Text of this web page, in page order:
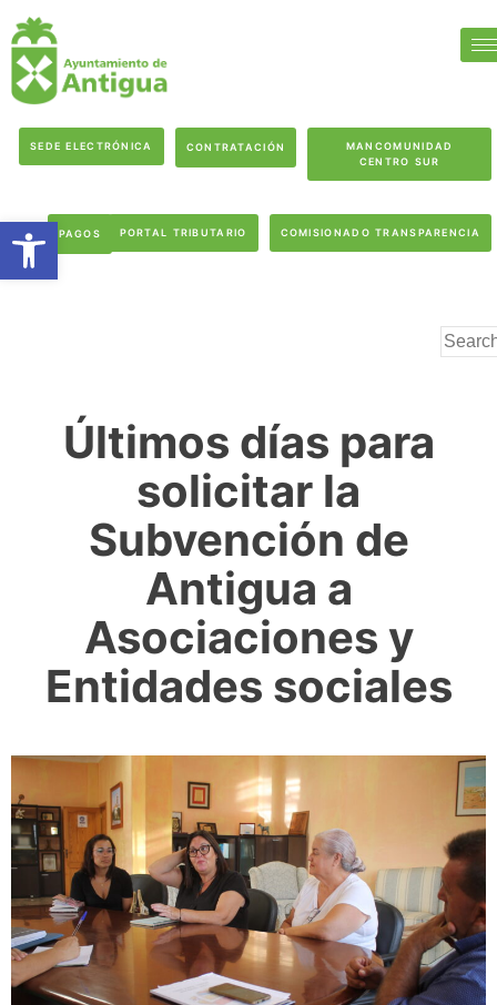
SEDE ELECTRÓNICA CONTRATACIÓN
MANCOMUNIDAD
CENTRO SUR
PAGOS PORTAL TRIBUTARIO COMISIONADO TRANSPARENCIA
Últimos días para
solicitar la
Subvención de
Antigua a
Asociaciones y
Entidades sociales
Abrir barra de herramientas